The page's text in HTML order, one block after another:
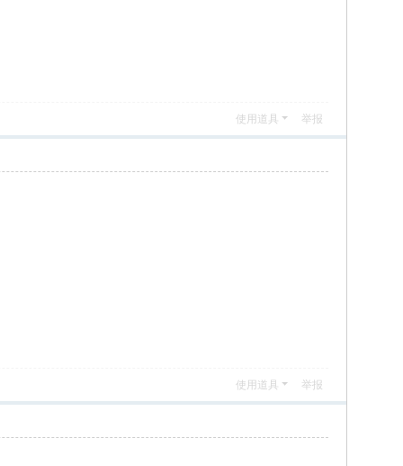
使用道具 举报
使用道具 举报